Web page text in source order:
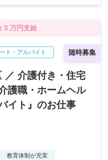
3 万円支給
随時募集
ト・アルバイト
／ 介護付き・住宅
護職・ホームヘル
イト』のお仕事
教育体制が充実